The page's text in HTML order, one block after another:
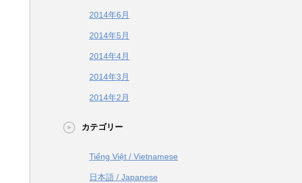
2014年6月
2014年5月
2014年4月
2014年3月
2014年2月
カテゴリー
Tiếng Việt / Vietnamese
日本語 / Japanese